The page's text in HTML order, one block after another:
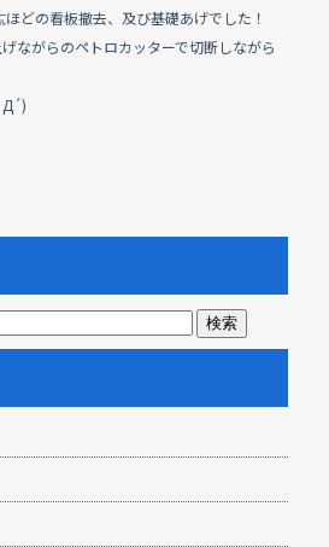
どの看板撤去、及び基礎あげでした！
ながらのペトロカッターで切断しながら
Д´)